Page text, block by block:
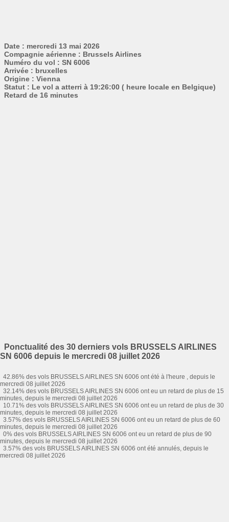
Date : mercredi 13 mai 2026
Compagnie aérienne : Brussels Airlines
Numéro du vol : SN 6006
Arrivée : bruxelles
Origine : Vienna
Statut : Le vol a atterri à 19:26:00 ( heure locale en Belgique)
Retard de 16 minutes
Ponctualité des 30 derniers vols BRUSSELS AIRLINES
SN 6006 depuis le mercredi 08 juillet 2026
42.86% des vols BRUSSELS AIRLINES SN 6006 ont été à l'heure , depuis le
mercredi 08 juillet 2026
32.14% des vols BRUSSELS AIRLINES SN 6006 ont eu un retard de plus de 15
minutes, depuis le mercredi 08 juillet 2026
10.71% des vols BRUSSELS AIRLINES SN 6006 ont eu un retard de plus de 30
minutes, depuis le mercredi 08 juillet 2026
3.57% des vols BRUSSELS AIRLINES SN 6006 ont eu un retard de plus de 60
minutes, depuis le mercredi 08 juillet 2026
0% des vols BRUSSELS AIRLINES SN 6006 ont eu un retard de plus de 90
minutes, depuis le mercredi 08 juillet 2026
3.57% des vols BRUSSELS AIRLINES SN 6006 ont été annulés, depuis le
mercredi 08 juillet 2026